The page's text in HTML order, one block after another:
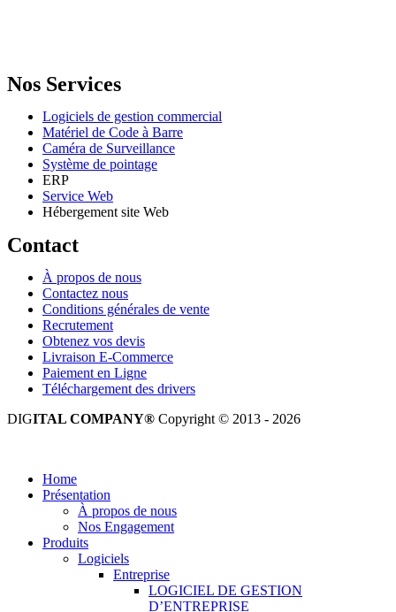
Nos Services
Logiciels de gestion commercial
Matériel de Code à Barre
Caméra de Surveillance
Système de pointage
ERP
Service Web
Hébergement site Web
Contact
À propos de nous
Contactez nous
Conditions générales de vente
Recrutement
Obtenez vos devis
Livraison E-Commerce
Paiement en Ligne
Téléchargement des drivers
DIGITAL COMPANY® Copyright © 2013 - 2026
Home
Présentation
À propos de nous
Nos Engagement
Produits
Logiciels
Entreprise
LOGICIEL DE GESTION
D’ENTREPRISE